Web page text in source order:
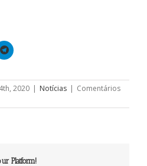
Clique
para
Telegram(abre
em
nova
2020 | Notícias | Comentários
Platform!